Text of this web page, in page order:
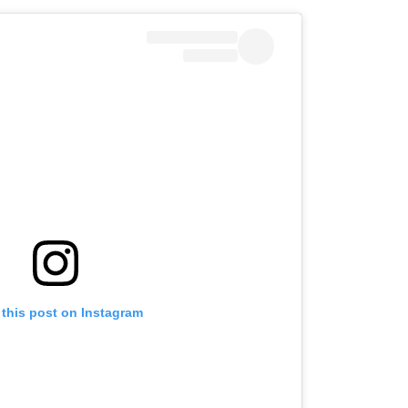
this post on Instagram